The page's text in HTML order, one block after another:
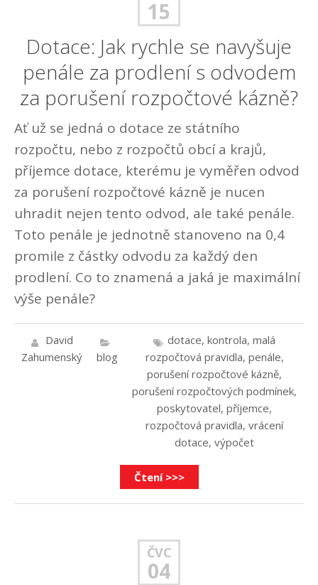
15
Dotace: Jak rychle se navyšuje
penále za prodlení s odvodem
za porušení rozpočtové kázně?
Ať už se jedná o dotace ze státního
rozpočtu, nebo z rozpočtů obcí a krajů,
příjemce dotace, kterému je vyměřen odvod
za porušení rozpočtové kázně je nucen
uhradit nejen tento odvod, ale také penále.
Toto penále je jednotně stanoveno na 0,4
promile z částky odvodu za každý den
prodlení. Co to znamená a jaká je maximální
výše penále?
David
Zahumenský
blog
dotace, kontrola, malá
rozpočtová pravidla, penále,
porušení rozpočtové kázně,
porušení rozpočtových podmínek,
poskytovatel, příjemce,
rozpočtová pravidla, vrácení
dotace, výpočet
Čtení >>>
ČVC
04